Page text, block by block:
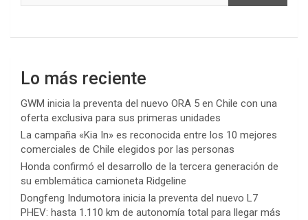
Lo más reciente
GWM inicia la preventa del nuevo ORA 5 en Chile con una
oferta exclusiva para sus primeras unidades
La campaña «Kia In» es reconocida entre los 10 mejores
comerciales de Chile elegidos por las personas
Honda confirmó el desarrollo de la tercera generación de
su emblemática camioneta Ridgeline
Dongfeng Indumotora inicia la preventa del nuevo L7
PHEV: hasta 1.110 km de autonomía total para llegar más